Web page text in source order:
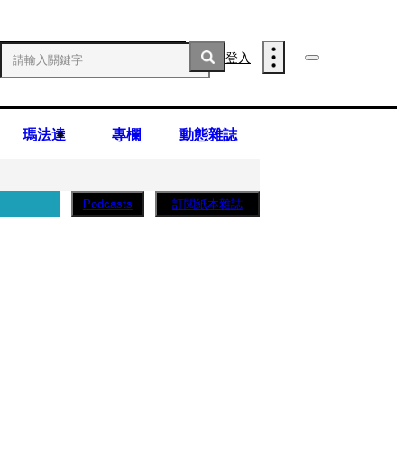
登入
瑪法達 專欄 動態雜誌
Podcasts 訂閱紙本雜誌